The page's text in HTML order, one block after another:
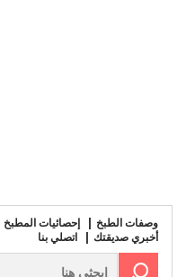
وصفات الطبخ إحصائيات المطبخ
أخبري صديقتك
اتصلي بنا